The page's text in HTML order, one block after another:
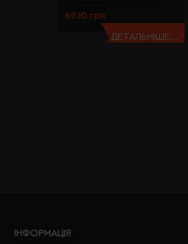
69.10 грн
ДЕТАЛЬНІШЕ...
ІНФОРМАЦІЯ